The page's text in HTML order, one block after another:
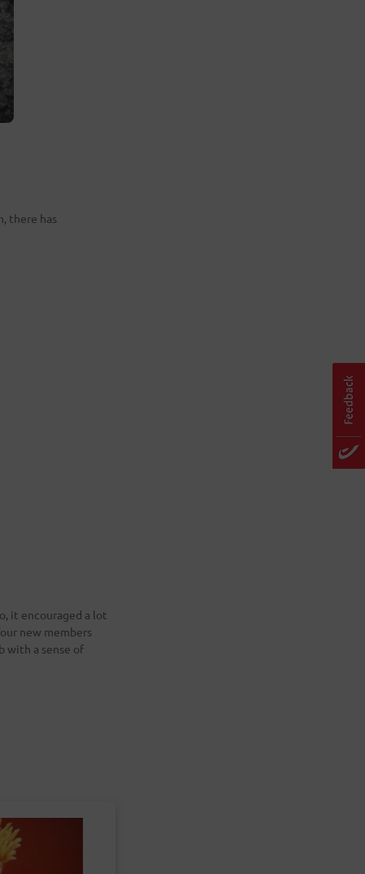
there has
it encouraged a lot
new members
with a sense of